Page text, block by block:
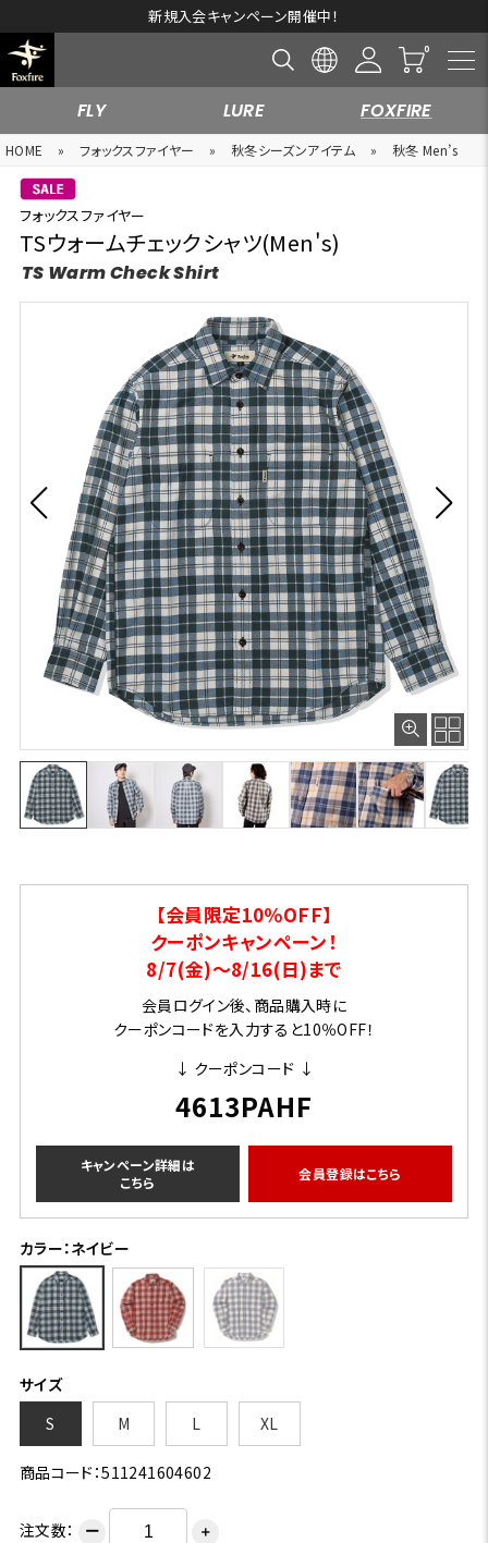
新規入会キャンペーン開催中！
FLY LURE FOXFIRE
HOME » フォックスファイヤー » 秋冬シーズンアイテム » 秋冬 Men’s
フォックスファイヤー
TSウォームチェックシャツ(Men's)
TS Warm Check Shirt
【会員限定10％OFF】
クーポンキャンペーン！
8/7(金)～8/16(日)まで
会員ログイン後、商品購入時に
クーポンコードを入力すると10％OFF！
↓ クーポンコード ↓
4613PAHF
キャンペーン詳細は
こちら
会員登録はこちら
カラー：ネイビー
サイズ
S
M L XL
商品コード：511241604602
注文数： ー ＋